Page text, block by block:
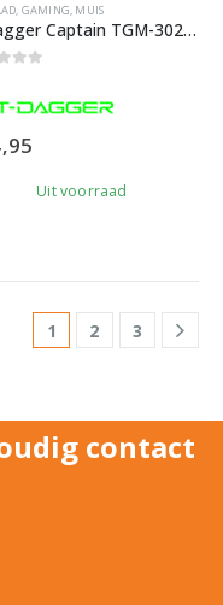
, GAMING, MUIS
T-Dagger Captain TGM-302 RGB Gaming Muis
Uit voorraad
1 2 3
contact